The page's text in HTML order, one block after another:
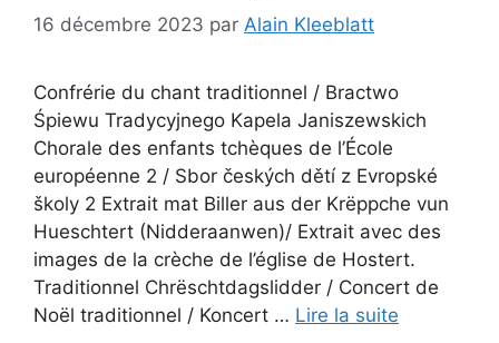
16 décembre 2023 par Alain Kleeblatt
Confrérie du chant traditionnel / Bractwo
Śpiewu Tradycyjnego Kapela Janiszewskich
Chorale des enfants tchèques de l’École
européenne 2 / Sbor českých dětí z Evropské
školy 2 Extrait mat Biller aus der Krëppche vun
Hueschtert (Nidderaanwen)/ Extrait avec des
images de la crèche de l’église de Hostert.
Traditionnel Chrëschtdagslidder / Concert de
Noël traditionnel / Koncert … Lire la suite